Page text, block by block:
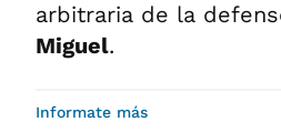
arbitraria de la
Miguel.
Informate más